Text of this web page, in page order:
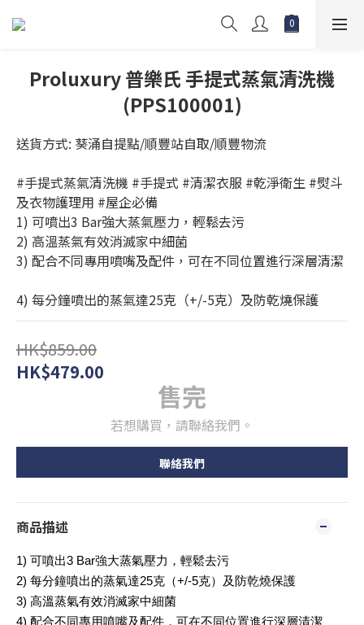
Proluxury 普樂氏 手提式蒸氣清洗機
(PPS100001)
送貨方式: 葵涌自提點/順豐站自取/順豐物流
#手提式蒸氣清洗機 #手提式 #清潔衣服 #乾淨衛生 #熨斗
及衣物護理用 #屋企必備
1) 可噴出3 Bar強大蒸氣壓力，輕鬆去污
2) 高溫蒸氣有效消滅家中細菌
3) 配合不同專用噴嘴及配件，可在不同位置進行深層清潔
4) 每分鐘噴出的蒸氣達25克（+/-5克）及防乾燒保護
HK$859.00
HK$479.00
售完
若想購買，請聯絡我們。
聯絡我們
商品描述
1) 可噴出3 Bar強大蒸氣壓力，輕鬆去污
2) 每分鐘噴出的蒸氣達25克（+/-5克）及防乾燒保護
3) 高溫蒸氣有效消滅家中細菌
4) 配合不同專用噴嘴及配件，可在不同位置進行深層清潔